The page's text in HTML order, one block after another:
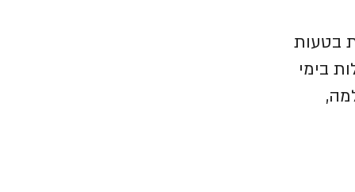
בטעות
בימי